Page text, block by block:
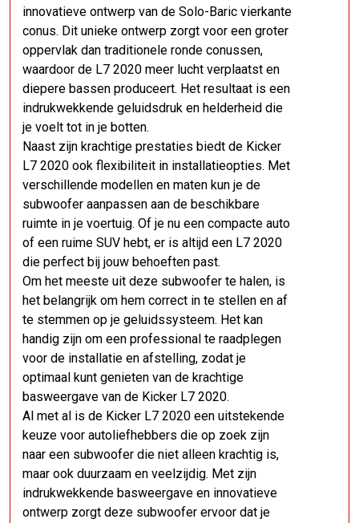
innovatieve ontwerp van de Solo-Baric vierkante
conus. Dit unieke ontwerp zorgt voor een groter
oppervlak dan traditionele ronde conussen,
waardoor de L7 2020 meer lucht verplaatst en
diepere bassen produceert. Het resultaat is een
indrukwekkende geluidsdruk en helderheid die
je voelt tot in je botten.
Naast zijn krachtige prestaties biedt de Kicker
L7 2020 ook flexibiliteit in installatieopties. Met
verschillende modellen en maten kun je de
subwoofer aanpassen aan de beschikbare
ruimte in je voertuig. Of je nu een compacte auto
of een ruime SUV hebt, er is altijd een L7 2020
die perfect bij jouw behoeften past.
Om het meeste uit deze subwoofer te halen, is
het belangrijk om hem correct in te stellen en af
te stemmen op je geluidssysteem. Het kan
handig zijn om een professional te raadplegen
voor de installatie en afstelling, zodat je
optimaal kunt genieten van de krachtige
basweergave van de Kicker L7 2020.
Al met al is de Kicker L7 2020 een uitstekende
keuze voor autoliefhebbers die op zoek zijn
naar een subwoofer die niet alleen krachtig is,
maar ook duurzaam en veelzijdig. Met zijn
indrukwekkende basweergave en innovatieve
ontwerp zorgt deze subwoofer ervoor dat je